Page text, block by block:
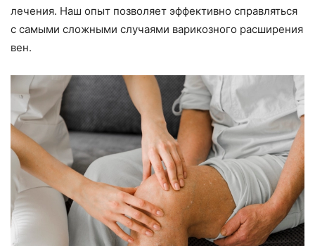
лечения. Наш опыт позволяет эффективно справляться
с самыми сложными случаями варикозного расширения
вен.